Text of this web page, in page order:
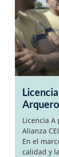
Licencia
Alianza
En el
calidad y